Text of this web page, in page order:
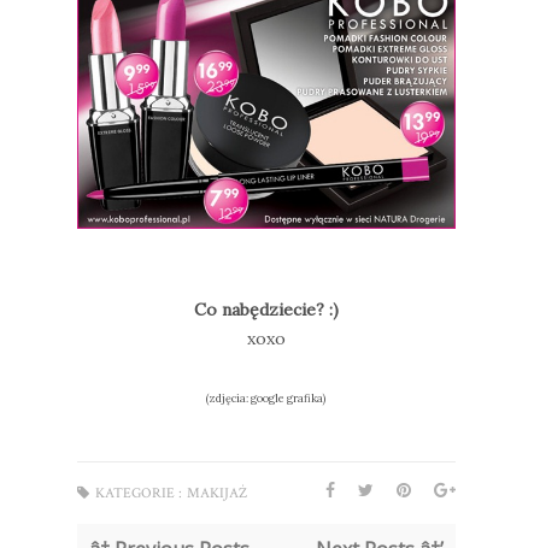
Co nabędziecie? :)
xoxo
(zdjęcia: google grafika)
KATEGORIE : MAKIJAŻ